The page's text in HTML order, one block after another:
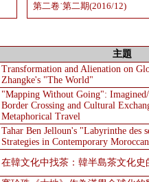
第二卷˙第二期(2016/12)
主題
Transformation and Alienation on
Zhangke's "The World"
"Mapping Without Going":
Border Crossing and Cultural
Metaphorical Travel
Tahar Ben Jelloun's "Labyrinthe des
Strategies in Contemporary
在韓文化中找茶：韓半島茶文化史